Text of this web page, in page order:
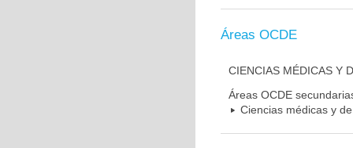
Áreas OCDE
CIENCIAS MÉDICAS Y
Áreas OCDE
Ciencias médicas y